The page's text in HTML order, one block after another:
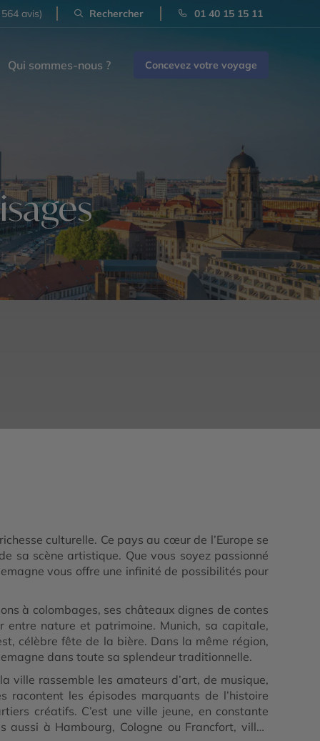
avis) Rechercher 01 40 15 15 11
Qui sommes-nous ? Concevez votre voyage
culturelle. Ce pays au cœur de l’Europe se
sa scène artistique. Que vous soyez passionné
vous offre une infinité de possibilités pour
à colombages, ses châteaux dignes de contes
entre nature et patrimoine. Munich, sa capitale,
célèbre fête de la bière. Dans la même région,
dans toute sa splendeur traditionnelle.
ville rassemble les amateurs d’art, de musique,
racontent les épisodes marquants de l’histoire
créatifs. C’est une ville jeune, en constante
à Hambourg, Cologne ou Francfort, villes